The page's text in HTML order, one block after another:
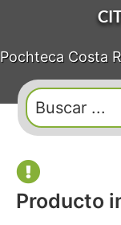
Pochteca Costa
Producto